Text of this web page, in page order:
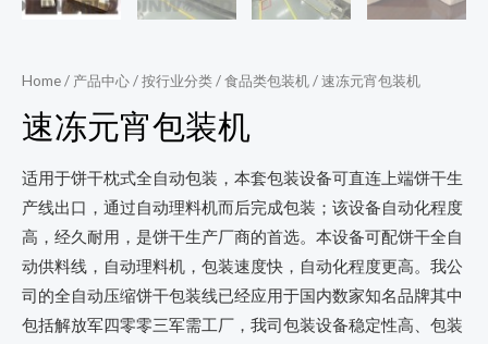
Home/ 产品中心/按行业分类/食品类包装机/ 速冻元宵包装机
速冻元宵包装机
适用于饼干枕式全自动包装，本套包装设备可直连上端饼干生
产线出口，通过自动理料机而后完成包装；该设备自动化程度
高，经久耐用，是饼干生产厂商的首选。本设备可配饼干全自
动供料线，自动理料机，包装速度快，自动化程度更高。我公
司的全自动压缩饼干包装线已经应用于国内数家知名品牌其中
包括解放军四零零三军需工厂，我司包装设备稳定性高、包装